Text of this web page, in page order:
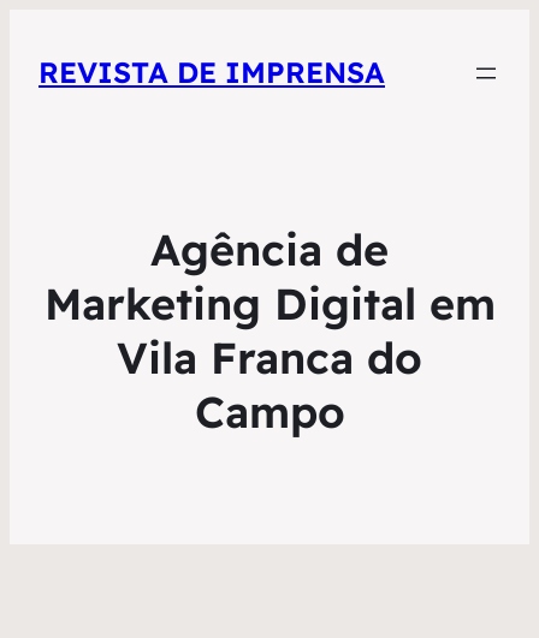
REVISTA DE IMPRENSA
Agência de
Marketing Digital em
Vila Franca do
Campo